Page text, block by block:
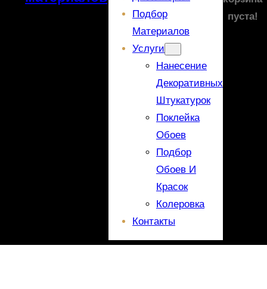
Подбор
Материалов
Услуги
Нанесение
Декоративных
Штукатурок
Поклейка
Обоев
Подбор
Обоев И
Красок
Колеровка
Контакты
пуста!